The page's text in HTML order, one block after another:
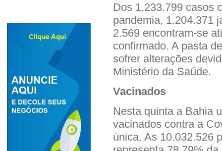
Dos 1.233.799 casos
pandemia, 1.204.371
2.569 encontram-se
confirmado. A pasta
sofrer alterações
Ministério da Saúde.
Vacinados
Nesta quinta a Bahia
vacinados contra a
única. As 10.032.526